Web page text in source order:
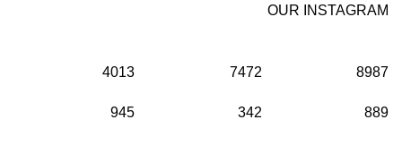
OUR INSTAGRAM
8987
889
7472
342
4013
945